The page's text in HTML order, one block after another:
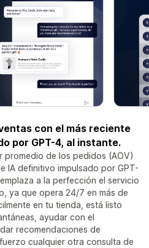
con el más reciente
por GPT-4, al instante.
promedio de los pedidos (AOV)
IA definitivo impulsado por GPT-
a la perfección el servicio
ya que opera 24/7 en más de
en tu tienda, está listo
ayudar con el
recomendaciones de
cualquier otra consulta de